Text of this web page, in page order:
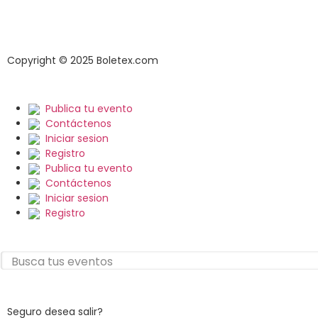
Copyright © 2025 Boletex.com
Publica tu evento
Contáctenos
Iniciar sesion
Registro
Publica tu evento
Contáctenos
Iniciar sesion
Registro
Seguro desea salir?